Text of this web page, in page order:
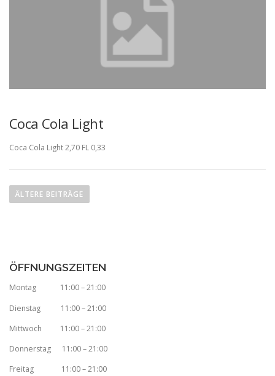
Coca Cola Light
Coca Cola Light 2,70 FL 0,33
ÄLTERE BEITRÄGE
ÖFFNUNGSZEITEN
Montag 11:00 – 21:00
Dienstag 11:00 – 21:00
Mittwoch 11:00 – 21:00
Donnerstag 11:00 – 21:00
Freitag 11:00 – 21:00